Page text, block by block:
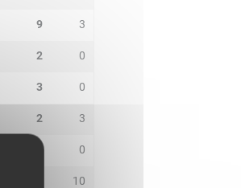
9 3
2 0
3 0
2 3
0
10